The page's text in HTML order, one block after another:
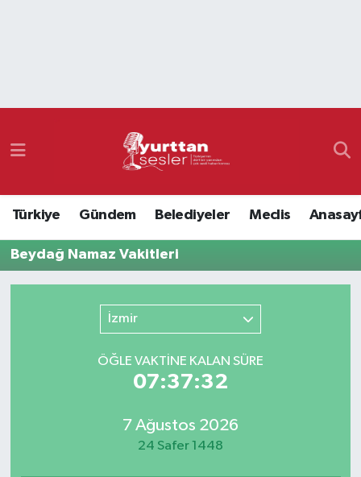
Türkiye Gündem Belediyeler Meclis
Beydağ Namaz Vakitleri
İzmir
ÖĞLE VAKTİNE KALAN SÜRE
07:37:32
7 Ağustos 2026
24 Safer 1448
Namaz Vakitleri
Süper Lig Puan Durumu ve Fikstür
Son Dakika Haberleri